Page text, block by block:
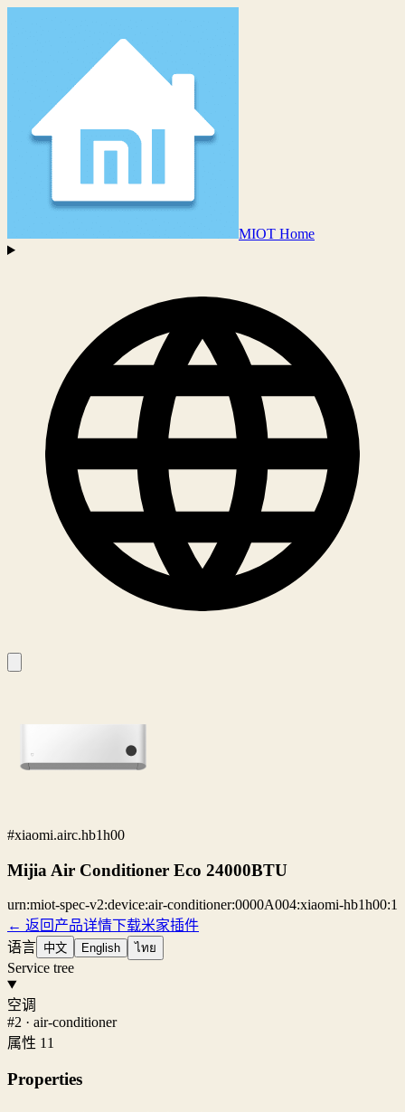
MIOT Home
#xiaomi.airc.hb1h00
Mijia Air Conditioner Eco 24000BTU
urn:miot-spec-v2:device:air-conditioner:0000A004:xiaomi-hb1h00:1
← 返回产品详情下载米家插件
语言 中文 English ไทย
Service tree
空调
#2 · air-conditioner
属性 11
Properties